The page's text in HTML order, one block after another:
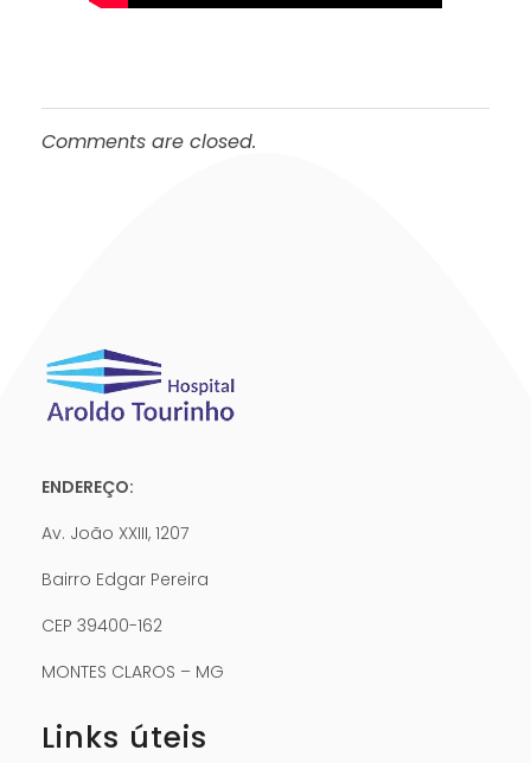
Comments are closed.
ENDEREÇO:
Av. João XXIII, 1207
Bairro Edgar Pereira
CEP 39400-162
MONTES CLAROS – MG
Links úteis